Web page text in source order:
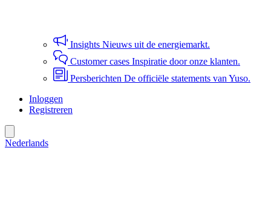
Insights Nieuws uit de energiemarkt.
Customer cases Inspiratie door onze klanten.
Persberichten De officiële statements van Yuso.
Inloggen
Registreren
Nederlands